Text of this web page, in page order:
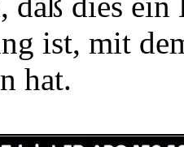
ist, mit
hat.